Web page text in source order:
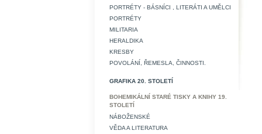
PORTRÉTY - BÁSNÍCI , LITERÁTI A UMĚLCI
PORTRÉTY
MILITARIA
HERALDIKA
KRESBY
POVOLÁNÍ, ŘEMESLA, ČINNOSTI.
GRAFIKA 20. STOLETÍ
BOHEMIKÁLNÍ STARÉ TISKY A KNIHY 19.
STOLETÍ
NÁBOŽENSKÉ
VĚDA A LITERATURA